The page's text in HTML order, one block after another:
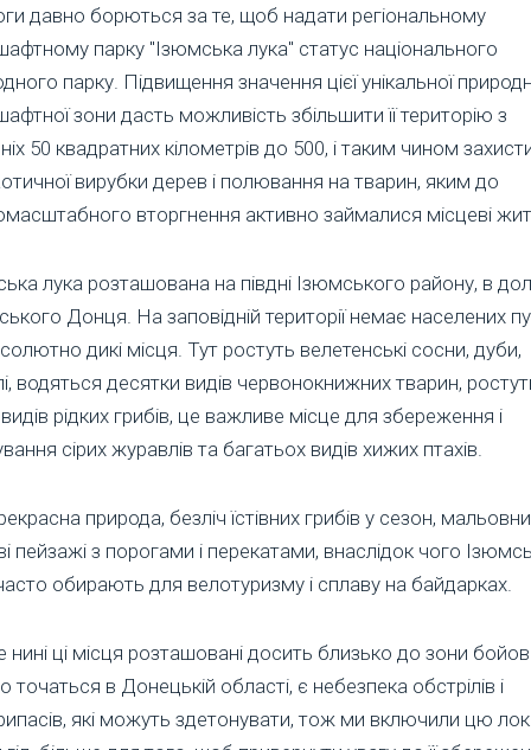
давно борються за те, щоб надати регіональному
парку "Ізюмська лука" статус національного
парку. Підвищення значення цієї унікальної
зони дасть можливість збільшити її територію з
50 квадратних кілометрів до 500, і таким чином
вирубки дерев і полювання на тварин, яким до
вторгнення активно займалися місцеві
лука розташована на півдні Ізюмського району, в
Донця. На заповідній території немає населених
дикі місця. Тут ростуть велетенські сосни, дуби,
водяться десятки видів червонокнижних тварин,
видів рідких грибів, це важливе місце для збереження і
сірих журавлів та багатьох видів хижих птахів.
природа, безліч їстівних грибів у сезон,
пейзажі з порогами і перекатами, внаслідок чого
обирають для велотуризму і сплаву на байдарках.
нині ці місця розташовані досить близько до зони
точаться в Донецькій області, є небезпека обстрілів і
які можуть здетонувати, тож ми включили цю